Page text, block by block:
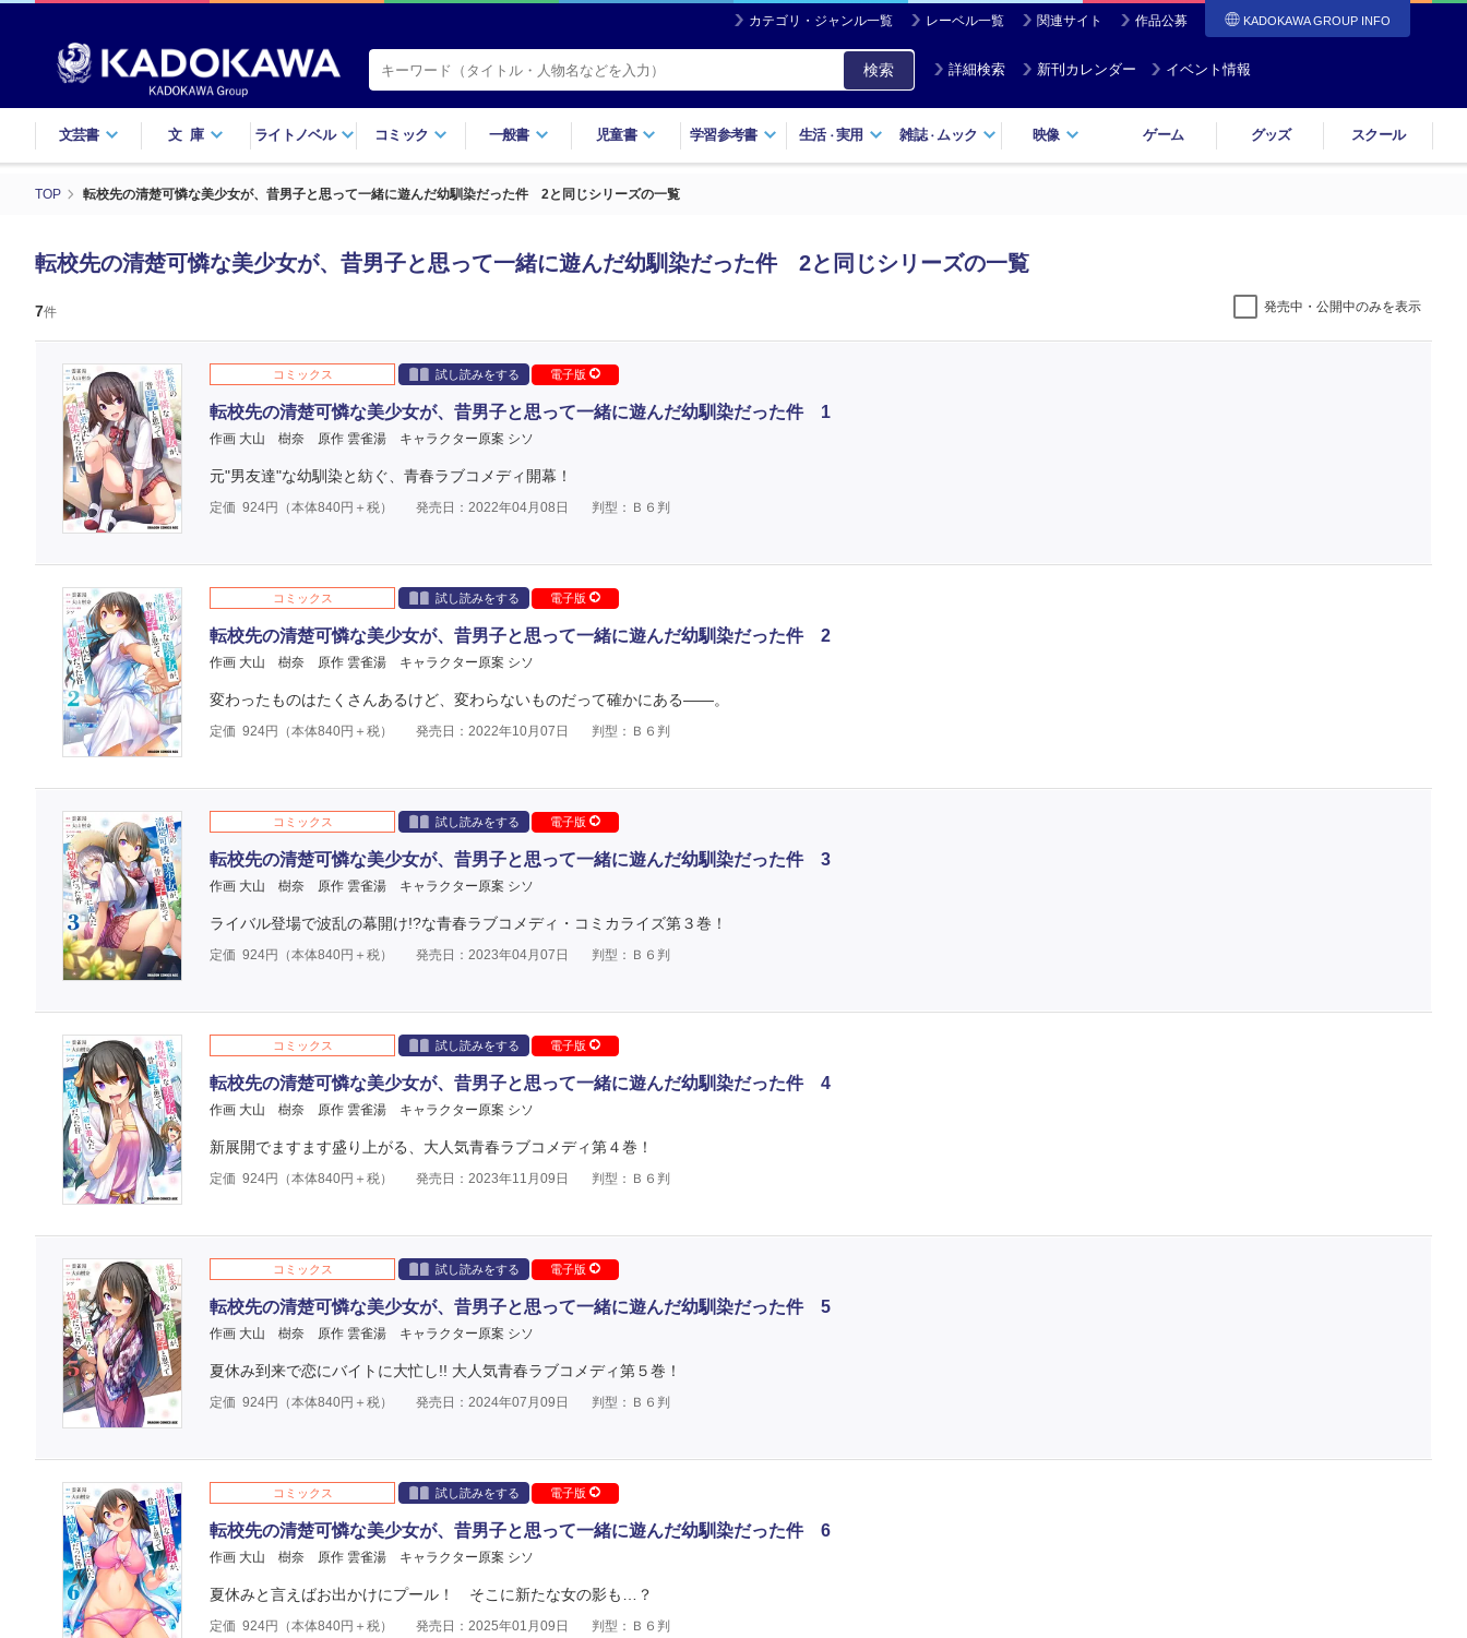
カテゴリ・ジャンル一覧 レーベル一覧 関連サイト 作品公募 KADOKAWA GROUP INFO
検索 詳細検索 新刊カレンダー イベント情報
文芸書 文庫 ライトノベル コミック 一般書 児童書 学習参考書 生活・実用 雑誌・ ムック 映像 ゲーム グッズ スクール
TOP 転校先の清楚可憐な美少女が、昔男子と思って一緒に遊んだ幼馴染だった件 2と同じシリーズの一覧
転校先の清楚可憐な美少女が、昔男子と思って一緒に遊んだ幼馴染だった件 2と同じシリーズの一覧
7件 発売中・公開中のみを表示
コミックス 試し読みをする 電子版
転校先の清楚可憐な美少女が、昔男子と思って一緒に遊んだ幼馴染だった件 1
作画 大山 樹奈 原作 雲雀湯 キャラクター原案 シソ
元"男友達"な幼馴染と紡ぐ、青春ラブコメディ開幕！
定価 924円（本体840円＋税） 発売日：2022年04月08日 判型：Ｂ６判
コミックス 試し読みをする 電子版
転校先の清楚可憐な美少女が、昔男子と思って一緒に遊んだ幼馴染だった件 2
作画 大山 樹奈 原作 雲雀湯 キャラクター原案 シソ
変わったものはたくさんあるけど、変わらないものだって確かにある――。
定価 924円（本体840円＋税） 発売日：2022年10月07日 判型：Ｂ６判
コミックス 試し読みをする 電子版
転校先の清楚可憐な美少女が、昔男子と思って一緒に遊んだ幼馴染だった件 3
作画 大山 樹奈 原作 雲雀湯 キャラクター原案 シソ
ライバル登場で波乱の幕開け!?な青春ラブコメディ・コミカライズ第３巻！
定価 924円（本体840円＋税） 発売日：2023年04月07日 判型：Ｂ６判
コミックス 試し読みをする 電子版
転校先の清楚可憐な美少女が、昔男子と思って一緒に遊んだ幼馴染だった件 4
作画 大山 樹奈 原作 雲雀湯 キャラクター原案 シソ
新展開でますます盛り上がる、大人気青春ラブコメディ第４巻！
定価 924円（本体840円＋税） 発売日：2023年11月09日 判型：Ｂ６判
コミックス 試し読みをする 電子版
転校先の清楚可憐な美少女が、昔男子と思って一緒に遊んだ幼馴染だった件 5
作画 大山 樹奈 原作 雲雀湯 キャラクター原案 シソ
夏休み到来で恋にバイトに大忙し!! 大人気青春ラブコメディ第５巻！
定価 924円（本体840円＋税） 発売日：2024年07月09日 判型：Ｂ６判
コミックス 試し読みをする 電子版
転校先の清楚可憐な美少女が、昔男子と思って一緒に遊んだ幼馴染だった件 6
作画 大山 樹奈 原作 雲雀湯 キャラクター原案 シソ
夏休みと言えばお出かけにプール！ そこに新たな女の影も…？
定価 924円（本体840円＋税） 発売日：2025年01月09日 判型：Ｂ６判